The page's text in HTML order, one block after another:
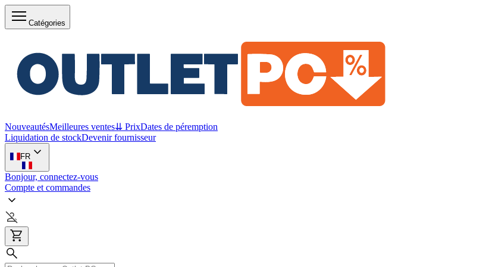
Catégories
NouveautésMeilleures ventes⇊ PrixDates de péremption
Liquidation de stockDevenir fournisseur
FR
Bonjour, connectez-vous
Compte et commandes